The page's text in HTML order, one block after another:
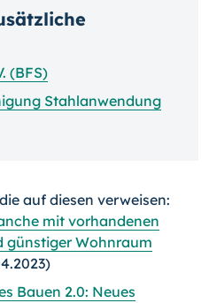
(BFS)
Stahlanwendung
auf diesen verweisen:
mit vorhandenen
günstiger Wohnraum
Bauen 2.0: Neues